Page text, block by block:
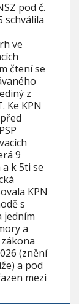
pod č.
schválila
ve
čtení se
z
Ke KPN
9
k 5ti se
KPN
s
jedním
a
(znění
a pod
mezi